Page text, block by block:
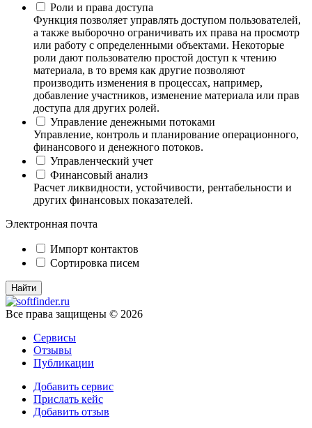
Роли и права доступа
Функция позволяет управлять доступом пользователей,
а также выборочно ограничивать их права на просмотр
или работу с определенными объектами. Некоторые
роли дают пользователю простой доступ к чтению
материала, в то время как другие позволяют
производить изменения в процессах, например,
добавление участников, изменение материала или прав
доступа для других ролей.
Управление денежными потоками
Управление, контроль и планирование операционного,
финансового и денежного потоков.
Управленческий учет
Финансовый анализ
Расчет ликвидности, устойчивости, рентабельности и
других финансовых показателей.
Электронная почта
Импорт контактов
Сортировка писем
Все права защищены © 2026
Сервисы
Отзывы
Публикации
Добавить сервис
Прислать кейс
Добавить отзыв